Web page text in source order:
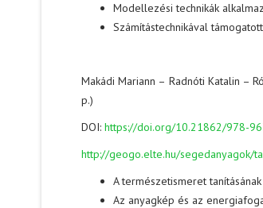
Modellezési technikák
Számítástechnikával
Makádi Mariann – Radnóti Katalin –
p.)
DOI: https://doi.org/10.21862/978-
http://geogo.elte.hu/segedanyagok/
A természetismeret
Az anyagkép és az